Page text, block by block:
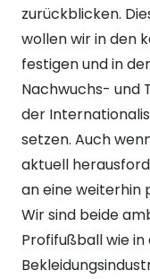
zurückblicken.
wollen wir in den
festigen und in
Nachwuchs- und
der
setzen. Auch
aktuell
an eine weiterhin
Wir sind beide
Profifußball wie